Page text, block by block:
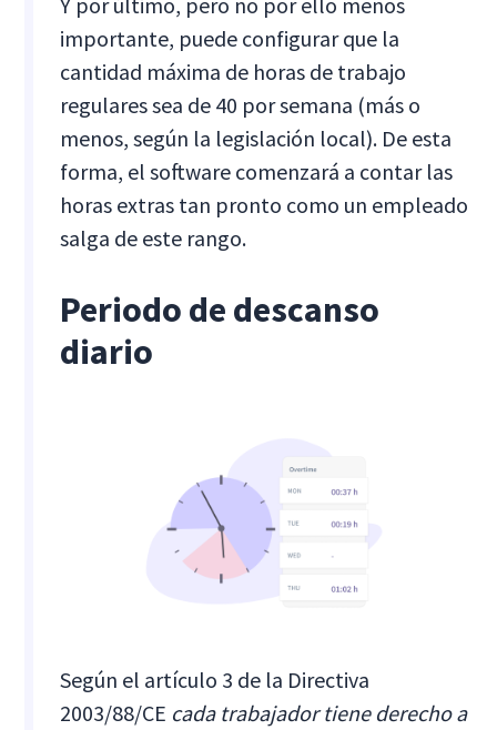
importante, puede configurar que la
cantidad máxima de horas de trabajo
regulares sea de 40 por semana (más o
menos, según la legislación local). De esta
forma, el software comenzará a contar las
horas extras tan pronto como un empleado
salga de este rango.
Periodo de descanso
diario
Según el artículo 3 de la Directiva
2003/88/CE cada trabajador tiene derecho a